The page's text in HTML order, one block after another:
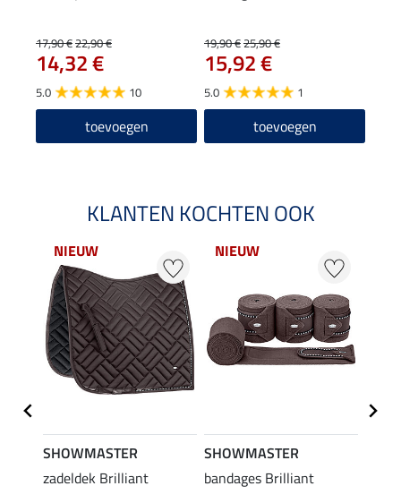
17,90 €22,90 €
14,32 €
5.0 10
toevoegen
19,90 €25,90 €
15,92 €
5.0 1
toevoegen
KLANTEN KOCHTEN OOK
NIEUW
SHOWMASTER
zadeldek Brilliant
NIEUW
SHOWMASTER
bandages Brilliant